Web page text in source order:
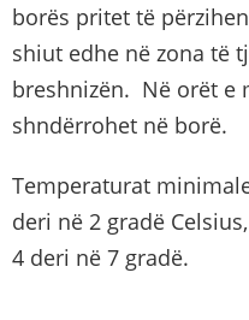
borës pritet të
shiut edhe në zona të
breshnizën. Në orët e
shndërrohet në borë.
Temperaturat
deri në 2 gradë
4 deri në 7 gradë.